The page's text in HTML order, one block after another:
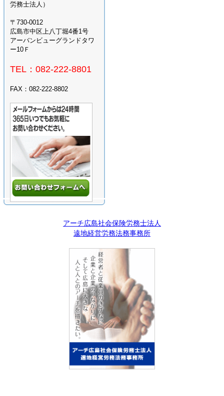
労務士法人）
〒730-0012
広島市中区上八丁堀4番1号
アーバンビューグランドタワ
ー10Ｆ
TEL：082-222-8801
FAX：082-222-8802
アーチ広島社会保険労務士法人
遠地経営労務法務事務所